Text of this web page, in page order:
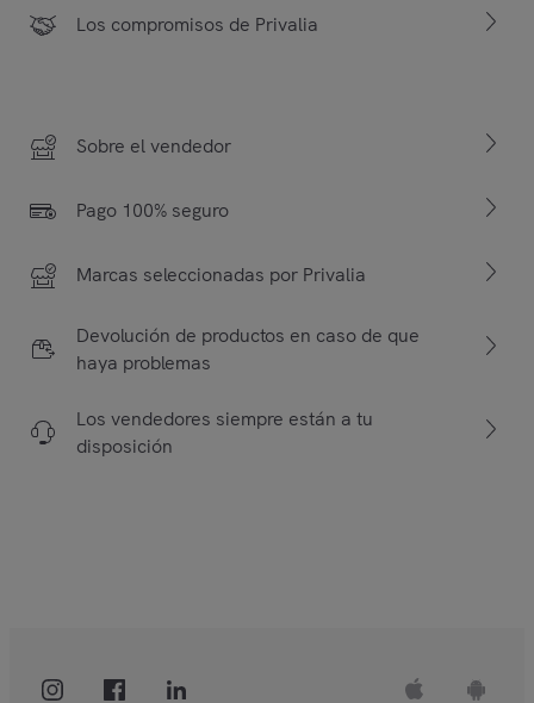
Los compromisos de Privalia
Sobre el vendedor
Pago 100% seguro
Marcas seleccionadas por Privalia
Devolución de productos en caso de que
haya problemas
Los vendedores siempre están a tu
disposición